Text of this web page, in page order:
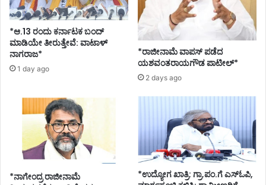
*ಆ.13 ರಂದು ಕರ್ನಾಟಕ ಬಂದ್
ಮಾಡಿಯೇ ತೀರುತ್ತೇವೆ: ವಾಟಾಳ್
ನಾಗರಾಜ*
1 day ago
*ರಾಜೀನಾಮೆ ವಾಪಸ್ ಪಡೆದ
ಯಶವಂತರಾಯಗೌಡ ಪಾಟೀಲ್*
2 days ago
*ನಾಗೇಂದ್ರ ರಾಜೀನಾಮೆ
*ಉದ್ಯೋಗ ಖಾತ್ರಿ: ಗ್ರಾ.ಪಂ.ಗೆ ಎಸ್ಓಪಿ,